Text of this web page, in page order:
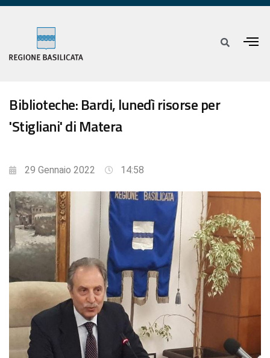
Biblioteche: Bardi, lunedì risorse per
'Stigliani' di Matera
29 Gennaio 2022 14:58